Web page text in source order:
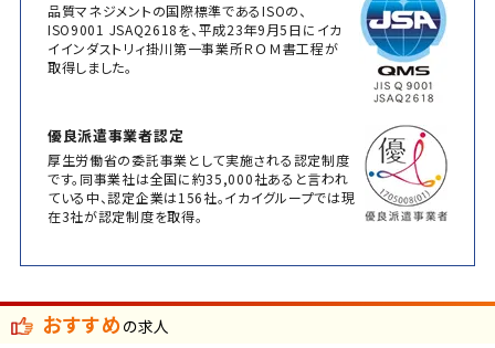
品質マネジメントの国際標準であるISOの、
ISO9001 JSAQ2618を、平成23年9月5日にイカ
イインダストリィ掛川第一事業所ＲＯＭ書工程が
取得しました。
優良派遣事業者認定
厚生労働省の委託事業として実施される認定制度
です。同事業社は全国に約35,000社あると言われ
ている中、認定企業は156社。イカイグループでは現
在3社が認定制度を取得。
おすすめの求人